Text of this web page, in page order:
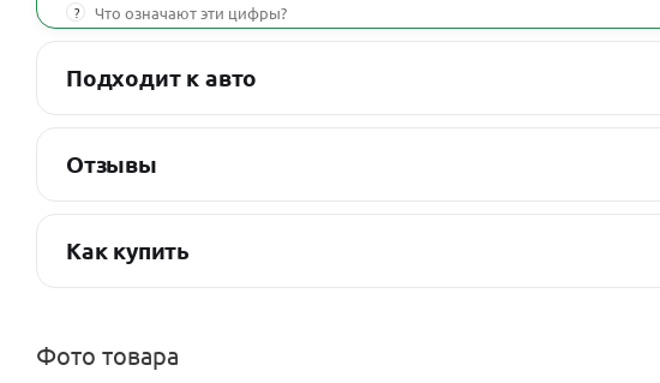
? Что означают эти цифры?
Подходит к авто
Отзывы
Как купить
Фото товара